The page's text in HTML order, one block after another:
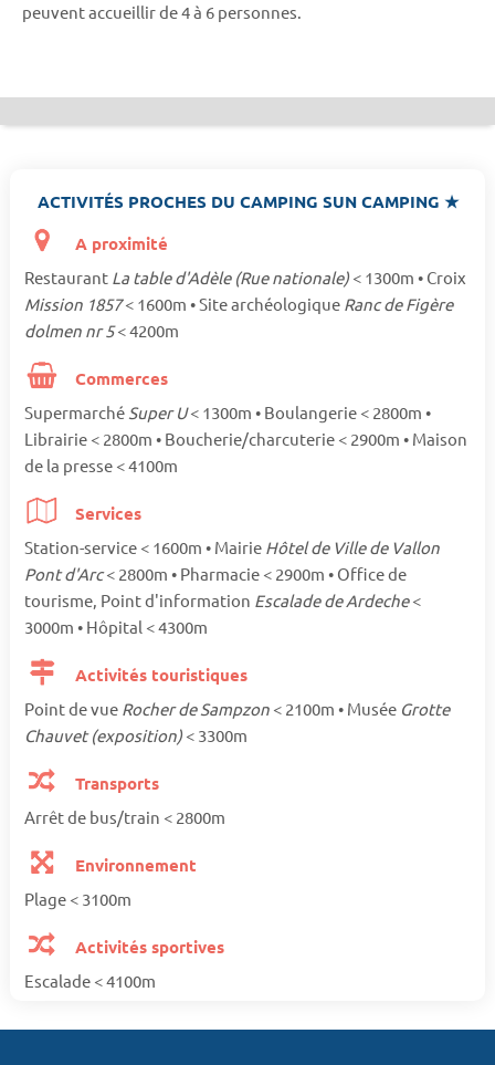
peuvent accueillir de 4 à 6 personnes.
ACTIVITÉS PROCHES DU CAMPING SUN CAMPING ★
A proximité
Restaurant La table d'Adèle (Rue nationale) < 1300m • Croix
Mission 1857< 1600m • Site archéologique Ranc de Figère
dolmen nr 5< 4200m
Commerces
Supermarché Super U< 1300m • Boulangerie < 2800m •
Librairie < 2800m • Boucherie/charcuterie < 2900m • Maison
de la presse < 4100m
Services
Station-service < 1600m • Mairie Hôtel de Ville de Vallon
Pont d'Arc< 2800m • Pharmacie < 2900m • Office de
tourisme, Point d'information Escalade de Ardeche<
3000m • Hôpital < 4300m
Activités touristiques
Point de vue Rocher de Sampzon < 2100m • Musée Grotte
Chauvet (exposition) < 3300m
Transports
Arrêt de bus/train < 2800m
Environnement
Plage < 3100m
Activités sportives
Escalade < 4100m